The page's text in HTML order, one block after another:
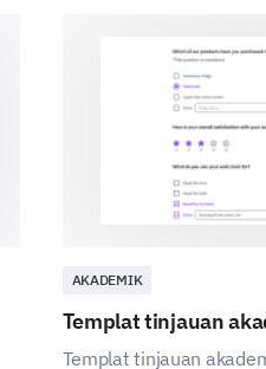
tertentu kami.
Sila nilai aspek
gunakan:
Kemudahan
Ketahanan
AKADEMIK
Templat tinjauan
Templat tinjauan